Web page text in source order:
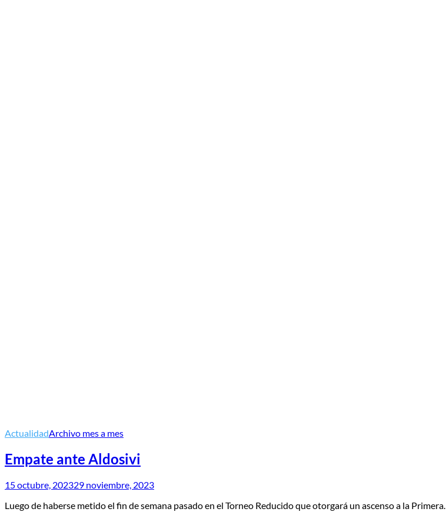
ActualidadArchivo mes a mes
Empate ante Aldosivi
15 octubre, 202329 noviembre, 2023
Luego de haberse metido el fin de semana pasado en el Torneo Reducido que otorgará un ascenso a la Primera…